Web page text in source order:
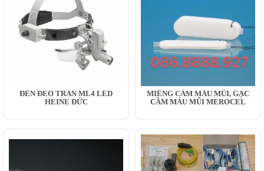
ĐÈN ĐEO TRÁN ML4 LED
HEINE ĐỨC
MIẾNG CẦM MÁU MŨI, GẠC
CẦM MÁU MŨI MEROCEL